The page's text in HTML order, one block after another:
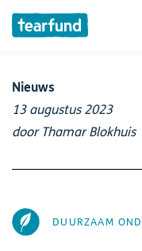
Nieuws
13 augustus 2023
door Thamar Blokhuis
AFBEELDINGDUURZAAM